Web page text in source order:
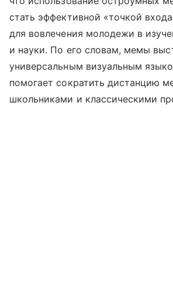
стать эффективной «точкой
для вовлечения молодежи в
и науки. По его словам, мемы
универсальным визуальным
помогает сократить дистанцию
школьниками и классическими